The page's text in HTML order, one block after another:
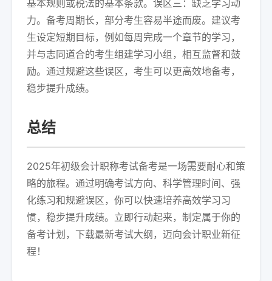
基本规则或税法的基本条款。误区三：缺乏学习动
力。备考周期长，部分考生容易半途而废。建议考
生设定短期目标，例如每周完成一个章节的学习，
并与志同道合的考生组建学习小组，相互监督和鼓
励。通过规避这些误区，考生可以更高效地备考，
稳步提升成绩。
总结
2025年初级会计职称考试备考是一场需要耐心和策
略的旅程。通过明确考试方向、科学管理时间、强
化练习和规避误区，你可以快速培养高效学习习
惯，稳步提升成绩。立即行动起来，制定属于你的
备考计划，下载最新考试大纲，迈向会计职业新征
程！